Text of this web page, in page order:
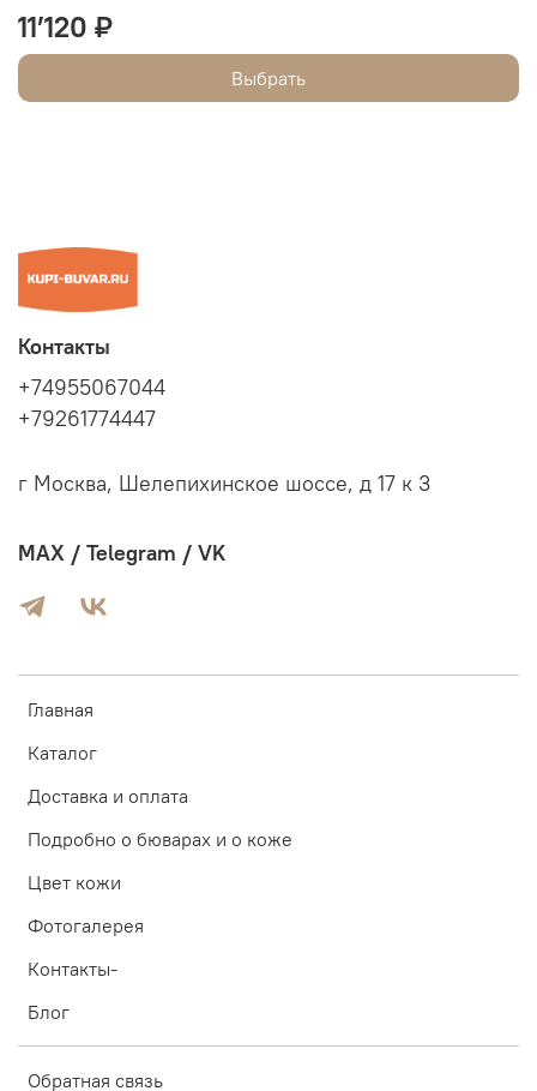
11’120 ₽
Выбрать
Главная
Каталог
Доставка и оплата
Подробно о бюварах и о коже
Цвет кожи
Фотогалерея
Контакты-
Блог
Обратная связь
Контакты
+74955067044
+79261774447
г Москва, Шелепихинское шоссе, д 17 к 3
MAX / Telegram / VK